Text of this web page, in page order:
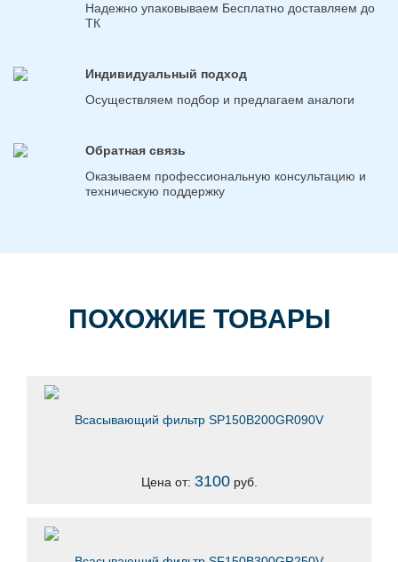
Надежно упаковываем Бесплатно доставляем до
ТК
Индивидуальный подход
Осуществляем подбор и предлагаем аналоги
Обратная связь
Оказываем профессиональную консультацию и
техническую поддержку
ПОХОЖИЕ ТОВАРЫ
Всасывающий фильтр SP150B200GR090V
Цена от: 3100руб.